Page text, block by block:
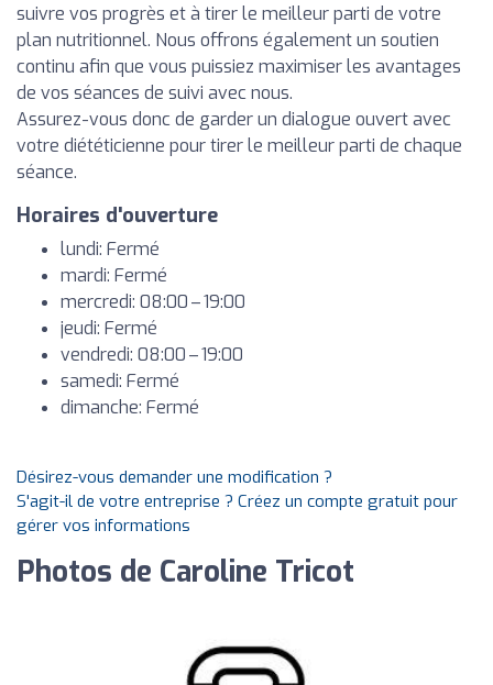
suivre vos progrès et à tirer le meilleur parti de votre
plan nutritionnel. Nous offrons également un soutien
continu afin que vous puissiez maximiser les avantages
de vos séances de suivi avec nous.
Assurez-vous donc de garder un dialogue ouvert avec
votre diététicienne pour tirer le meilleur parti de chaque
séance.
Horaires d'ouverture
lundi: Fermé
mardi: Fermé
mercredi: 08:00 – 19:00
jeudi: Fermé
vendredi: 08:00 – 19:00
samedi: Fermé
dimanche: Fermé
Désirez-vous demander une modification ?
S'agit-il de votre entreprise ? Créez un compte gratuit pour
gérer vos informations
Photos de Caroline Tricot